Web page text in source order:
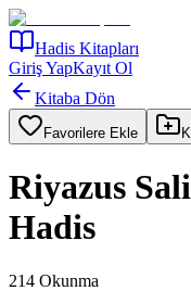
Hadis Kitapları
Giriş YapKayıt Ol
Kitaba Dön
Favorilere Ekle
Riyazus
Hadis
214 Okunma